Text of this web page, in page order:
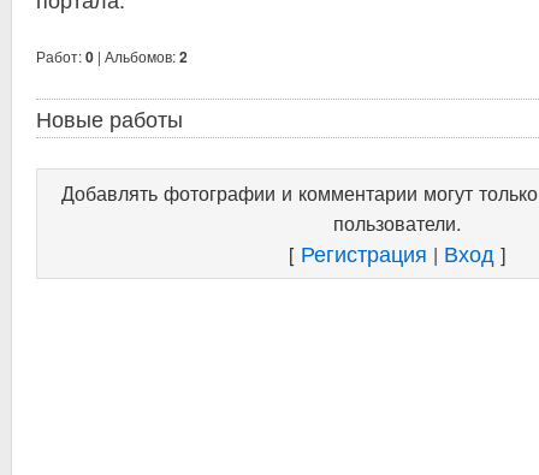
Работ:0 | Альбомов:2
Новые работы
Добавлять фотографии и комментарии могут
пользователи.
[ Регистрация | Вход]